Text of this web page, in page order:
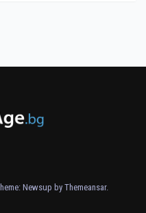
Newsup by Themeansar.